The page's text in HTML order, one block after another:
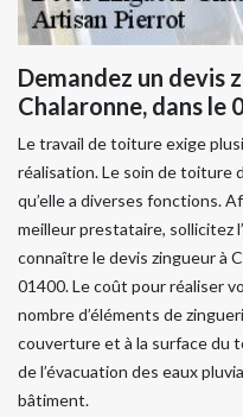
Demandez un devis
Chalaronne, dans le
Le travail de toiture exige
réalisation. Le soin de toiture
qu’elle a diverses fonctions.
meilleur prestataire, sollicitez
connaître le devis zingueur à
01400. Le coût pour réaliser
nombre d’éléments de
couverture et à la surface du
de l’évacuation des eaux
bâtiment.